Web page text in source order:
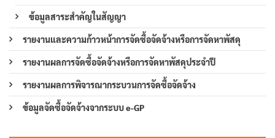
ข้อมูลสาระสำคัญในสัญญา
รายงานและความก้าวหน้าการจัดซื้อจัดจ้างหรือการจัดหาพัสดุ
รายงานผลการจัดซื้อจัดจ้างหรือการจัดหาพัสดุประจำปี
รายงานผลการพิจารณากระบวนการจัดซื้อจัดจ้าง
ข้อมูลจัดซื้อจัดจ้างจากระบบ e-GP